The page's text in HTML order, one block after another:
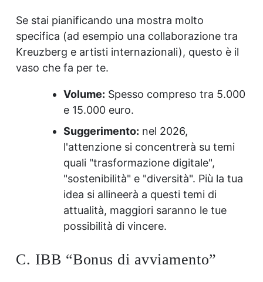
Se stai pianificando una mostra molto
specifica (ad esempio una collaborazione tra
Kreuzberg e artisti internazionali), questo è il
vaso che fa per te.
Volume: Spesso compreso tra 5.000
e 15.000 euro.
Suggerimento: nel 2026,
l'attenzione si concentrerà su temi
quali "trasformazione digitale",
"sostenibilità" e "diversità". Più la tua
idea si allineerà a questi temi di
attualità, maggiori saranno le tue
possibilità di vincere.
C. IBB “Bonus di avviamento”